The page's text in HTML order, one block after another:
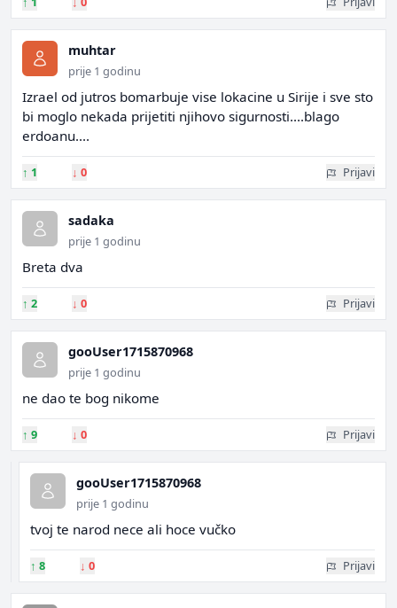
muhtar
prije 1 godinu
Izrael od jutros bomarbuje vise lokacine u Sirije i sve sto
bi moglo nekada prijetiti njihovo sigurnosti....blago
erdoanu....
↑ 1 ↓ 0 Prijavi
sadaka
prije 1 godinu
Breta dva
↑ 2 ↓ 0 Prijavi
gooUser1715870968
prije 1 godinu
ne dao te bog nikome
↑ 9 ↓ 0 Prijavi
gooUser1715870968
prije 1 godinu
tvoj te narod nece ali hoce vučko
↑ 8 ↓ 0 Prijavi